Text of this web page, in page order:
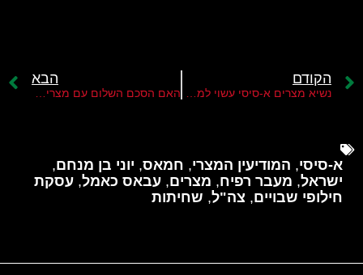
הקודם הבא
א-סיסי, המודיעין המצרי, חמאס, יוני בן מנחם,
ישראל, מעבר רפיח, מצרים, עבאס כאמל, עסקת
חילופי שבויים, צה"ל, שחיתות